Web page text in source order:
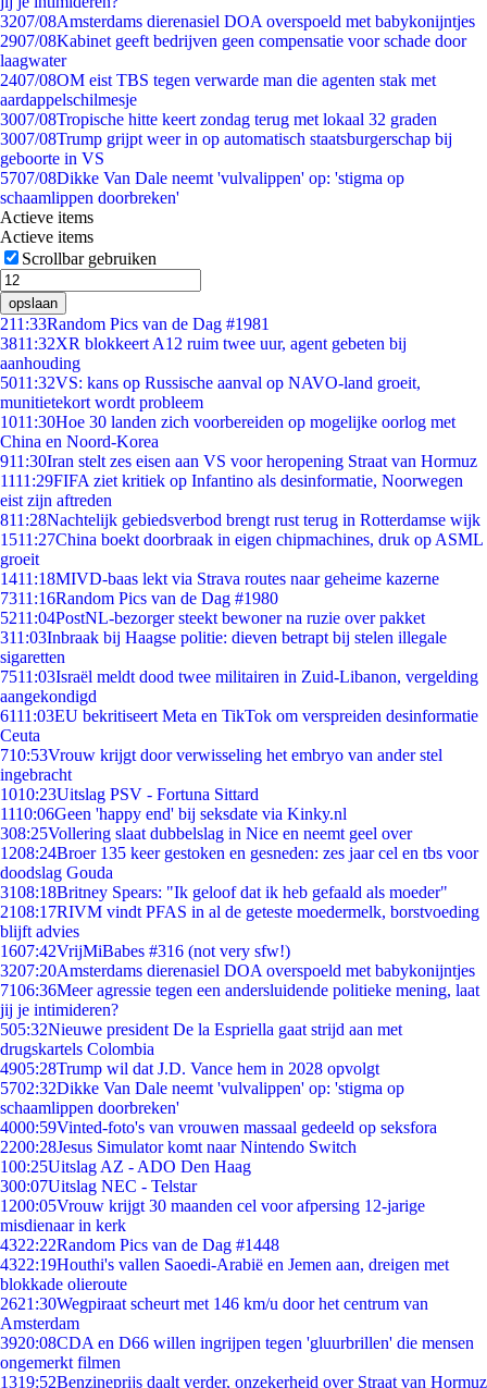
3207/08Amsterdams dierenasiel DOA overspoeld met babykonijntjes
2907/08Kabinet geeft bedrijven geen compensatie voor schade door
laagwater
2407/08OM eist TBS tegen verwarde man die agenten stak met
aardappelschilmesje
3007/08Tropische hitte keert zondag terug met lokaal 32 graden
3007/08Trump grijpt weer in op automatisch staatsburgerschap bij
geboorte in VS
5707/08Dikke Van Dale neemt 'vulvalippen' op: 'stigma op
schaamlippen doorbreken'
Actieve items
Actieve items
Scrollbar gebruiken
opslaan
211:33Random Pics van de Dag #1981
3811:32XR blokkeert A12 ruim twee uur, agent gebeten bij
aanhouding
5011:32VS: kans op Russische aanval op NAVO-land groeit,
munitietekort wordt probleem
1011:30Hoe 30 landen zich voorbereiden op mogelijke oorlog met
China en Noord-Korea
911:30Iran stelt zes eisen aan VS voor heropening Straat van Hormuz
1111:29FIFA ziet kritiek op Infantino als desinformatie, Noorwegen
eist zijn aftreden
811:28Nachtelijk gebiedsverbod brengt rust terug in Rotterdamse wijk
1511:27China boekt doorbraak in eigen chipmachines, druk op ASML
groeit
1411:18MIVD-baas lekt via Strava routes naar geheime kazerne
7311:16Random Pics van de Dag #1980
5211:04PostNL-bezorger steekt bewoner na ruzie over pakket
311:03Inbraak bij Haagse politie: dieven betrapt bij stelen illegale
sigaretten
7511:03Israël meldt dood twee militairen in Zuid-Libanon, vergelding
aangekondigd
6111:03EU bekritiseert Meta en TikTok om verspreiden desinformatie
Ceuta
710:53Vrouw krijgt door verwisseling het embryo van ander stel
ingebracht
1010:23Uitslag PSV - Fortuna Sittard
1110:06Geen 'happy end' bij seksdate via Kinky.nl
308:25Vollering slaat dubbelslag in Nice en neemt geel over
1208:24Broer 135 keer gestoken en gesneden: zes jaar cel en tbs voor
doodslag Gouda
3108:18Britney Spears: "Ik geloof dat ik heb gefaald als moeder"
2108:17RIVM vindt PFAS in al de geteste moedermelk, borstvoeding
blijft advies
1607:42VrijMiBabes #316 (not very sfw!)
3207:20Amsterdams dierenasiel DOA overspoeld met babykonijntjes
7106:36Meer agressie tegen een andersluidende politieke mening, laat
jij je intimideren?
505:32Nieuwe president De la Espriella gaat strijd aan met
drugskartels Colombia
4905:28Trump wil dat J.D. Vance hem in 2028 opvolgt
5702:32Dikke Van Dale neemt 'vulvalippen' op: 'stigma op
schaamlippen doorbreken'
4000:59Vinted-foto's van vrouwen massaal gedeeld op seksfora
2200:28Jesus Simulator komt naar Nintendo Switch
100:25Uitslag AZ - ADO Den Haag
300:07Uitslag NEC - Telstar
1200:05Vrouw krijgt 30 maanden cel voor afpersing 12-jarige
misdienaar in kerk
4322:22Random Pics van de Dag #1448
4322:19Houthi's vallen Saoedi-Arabië en Jemen aan, dreigen met
blokkade olieroute
2621:30Wegpiraat scheurt met 146 km/u door het centrum van
Amsterdam
3920:08CDA en D66 willen ingrijpen tegen 'gluurbrillen' die mensen
ongemerkt filmen
1319:52Benzineprijs daalt verder, onzekerheid over Straat van Hormuz